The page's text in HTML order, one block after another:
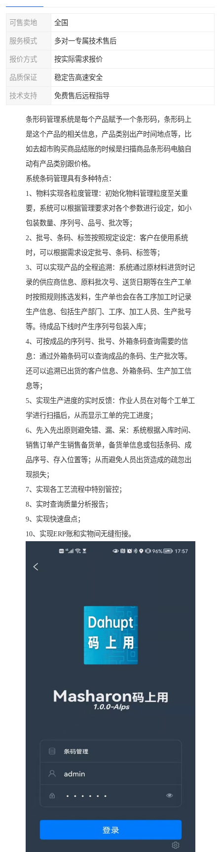
可售卖地 全国
服务模式 多对一专属技术售后
报价方式 按实际需求报价
品质保证 稳定告高速安全
技术支持 免费售后远程指导
条形码管理系统是每个产品赋予一个条形码，条形码上
是这个产品的相关信息，产品类别出产时间地点等，比
如去超市购买商品结账的时候是扫描商品条形码电脑自
动有产品类别跟价格。
系统条码管理具有多种特点：
1、物料实现各粒度管理：初始化物料管理粒度至关重
要，系统可以根据管理要求对各个参数进行设定，如小
包装数量、序列号、品号、批次等；
2、批号、条码、标签按照规定设定：客户在使用系统
时，可以根据需求设定批号、条码、标签等；
3、可以实现产品的全程追溯：系统通过原材料进货时记
录的供应商信息、原料批次号、送货日期等在生产工单
时按照规则拣选发料，生产单也会在各工序加工时记录
生产信息、包括生产部门、工序、加工人员、生产批号
等。待成品下线时产生序列号包装入库；
4、可按成品的序列号、批号、外箱条码查询需要的信
息：通过外箱条码可以查询成品的条码、生产批次等。
还可以追溯已出货的客户信息、外箱条码、生产加工信
息等；
5、实现生产进度的实时反馈：作业人员在对每个工单工
学进行扫描后，从而显示工单的完工进度；
6、先入先出原则避免错、漏、呆：系统根据入库时间、
销售订单产生销售备货单，备货单信息或包括条码、成
品序号、存入位置等；从而避免人员出货造成的疏忽出
现损失；
7、实现各工艺流程中特别管控；
8、实时查询质量分析报告；
9、实现快速盘点；
10、实现ERP账和实物间无缝衔接。